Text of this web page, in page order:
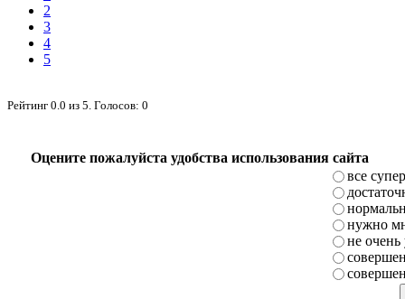
2
3
4
5
Рейтинг 0.0 из 5 . Голосов: 0
Оцените пожалуйста удобства использования сайта
все супер
нужно
не очень